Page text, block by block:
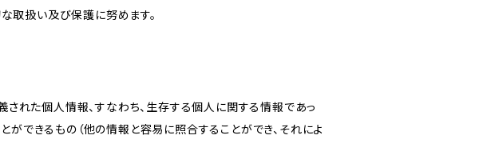
な取扱い及び保護に努めます。
れた個人情報、すなわち、生存する個人に関する情報であっ
できるもの（他の情報と容易に照合することができ、それによ